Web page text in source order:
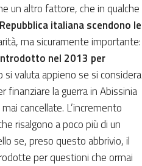
un altro fattore, che in qualche
italiana scendono le
ma sicuramente importante:
nel 2013 per
valuta appieno se si considera
la guerra in Abissinia
cancellate. L’incremento
risalgono a poco più di un
se, preso questo abbrivio, il
per questioni che ormai